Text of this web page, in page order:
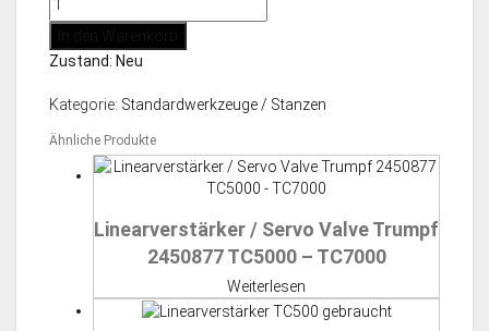
Rundstempel
1
8,0
Menge
Zustand: Neu
Kategorie: Standardwerkzeuge / Stanzen
Ähnliche Produkte
Linearverstärker / Servo Valve Trumpf
2450877 TC5000 – TC7000
Weiterlesen